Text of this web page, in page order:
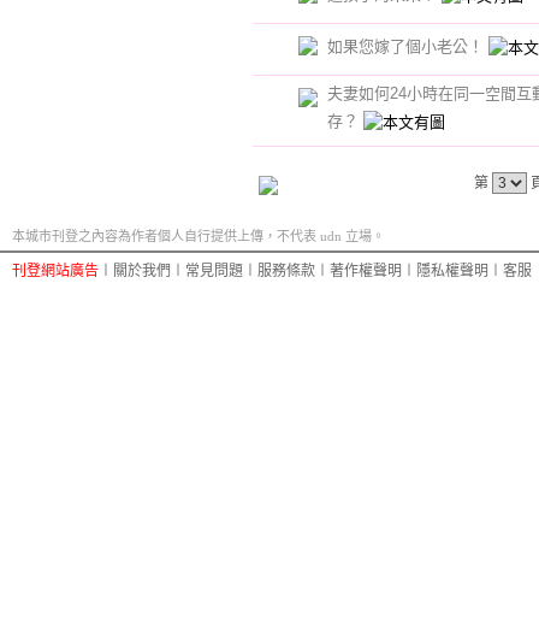
如果您嫁了個小老公！
夫妻如何24小時在同一空間互
存？
第
本城市刊登之內容為作者個人自行提供上傳，不代表 udn 立場。
刊登網站廣告 關於我們 常見問題 服務條款 著作權聲明 隱私權聲明 客服